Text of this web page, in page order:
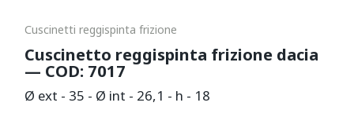
Cuscinetti reggispinta frizione
Cuscinetto reggispinta frizione dacia
— COD: 7017
Ø ext - 35 - Ø int - 26,1 - h - 18